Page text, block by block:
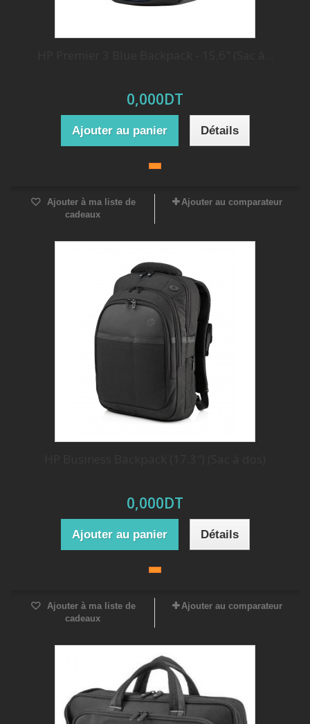
0,000DT
Ajouter au panier Détails
Ajouter à ma liste de
cadeaux
Ajouter au comparateur
0,000DT
Ajouter au panier Détails
Ajouter à ma liste de
cadeaux
Ajouter au comparateur